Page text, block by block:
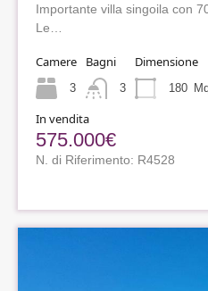
Importante villa singoila con
Le…
Camere
3
Bagni
3
Dimensione
180
In vendita
575.000€
N. di Riferimento: R4528